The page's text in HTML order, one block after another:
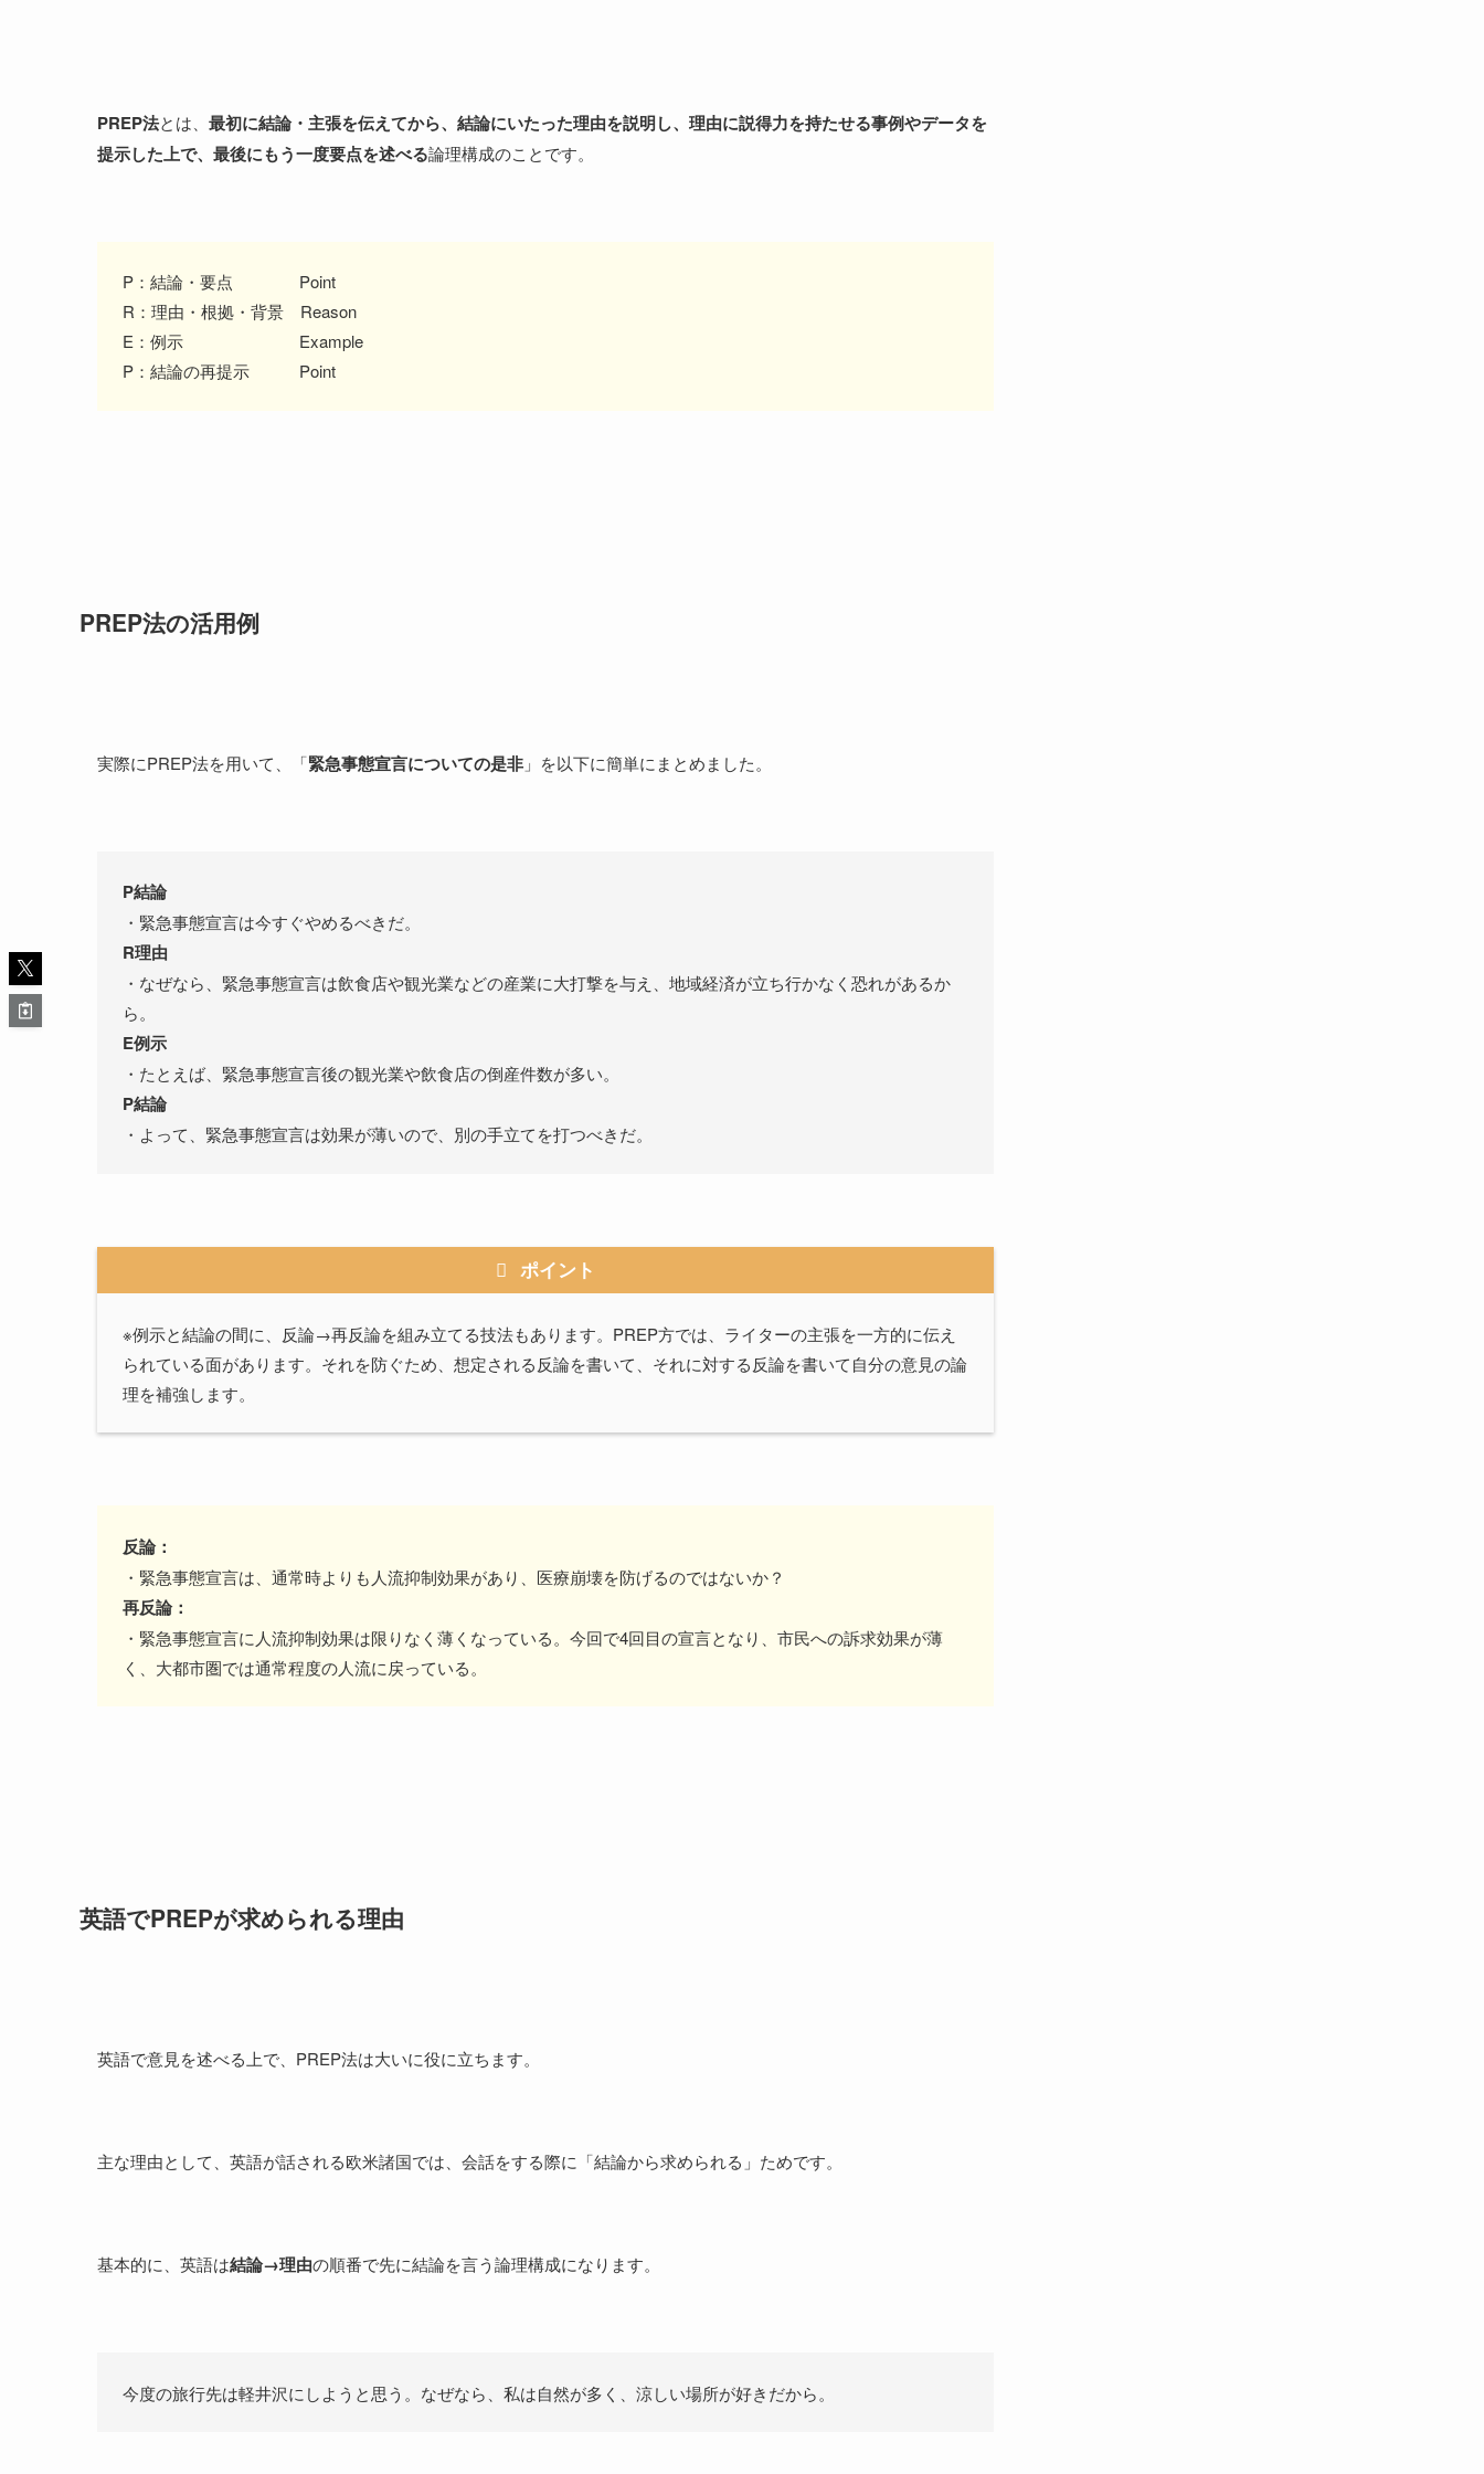
PREP法とは、 最初に結論・主張を伝えてから、結論にいたった理由を説明し、理由に説得力を持たせる事例やデータを
提示した上で、最後にもう一度要点を述べる論理構成のことです。
P：結論・要点 Point
R：理由・根拠・背景 Reason
E：例示 Example
P：結論の再提示 Point
PREP法の活用例
実際にPREP法を用いて、「緊急事態宣言についての是非 」を以下に簡単にまとめました。
P結論
・緊急事態宣言は今すぐやめるべきだ。
R理由
・なぜなら、緊急事態宣言は飲食店や観光業などの産業に大打撃を与え、地域経済が立ち行かなく恐れがあるか
ら。
E例示
・たとえば、緊急事態宣言後の観光業や飲食店の倒産件数が多い。
P結論
・よって、緊急事態宣言は効果が薄いので、別の手立てを打つべきだ。
ポイント
※例示と結論の間に、反論→再反論を組み立てる技法もあります。PREP方では、ライターの主張を一方的に伝え
られている面があります。それを防ぐため、想定される反論を書いて、それに対する反論を書いて自分の意見の論
理を補強します。
反論：
・緊急事態宣言は、通常時よりも人流抑制効果があり、医療崩壊を防げるのではないか？
再反論：
・緊急事態宣言に人流抑制効果は限りなく薄くなっている。今回で4回目の宣言となり、市民への訴求効果が薄
く、大都市圏では通常程度の人流に戻っている。
英語でPREPが求められる理由
英語で意見を述べる上で、PREP法は大いに役に立ちます。
主な理由として、英語が話される欧米諸国では、会話をする際に「結論から求められる 」ためです。
基本的に、英語は結論→理由の順番で先に結論を言う論理構成になります。
今度の旅行先は軽井沢にしようと思う。なぜなら、私は自然が多く、涼しい場所が好きだから。